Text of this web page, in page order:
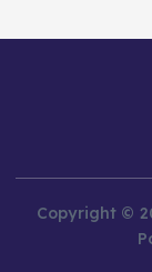
Copyright ©